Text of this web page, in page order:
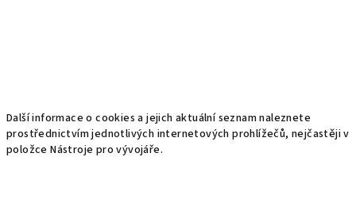
Další informace o cookies a jejich aktuální seznam naleznete
prostřednictvím jednotlivých internetových prohlížečů, nejčastěji v
položce Nástroje pro vývojáře.